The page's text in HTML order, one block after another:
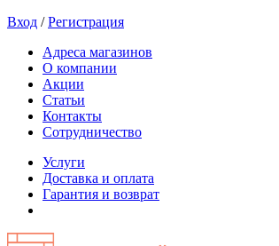
Вход /Регистрация
Адреса магазинов
О компании
Акции
Статьи
Контакты
Сотрудничество
Услуги
Доставка и оплата
Гарантия и возврат